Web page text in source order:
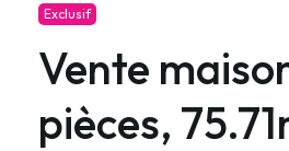
Exclusif
Vente
pièces,